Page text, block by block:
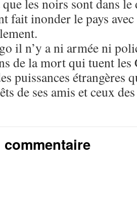
que les noirs sont dans
fait inonder le pays
il n’y a ni armée ni
de la mort qui tuent
puissances étrangères
de ses amis et ceux